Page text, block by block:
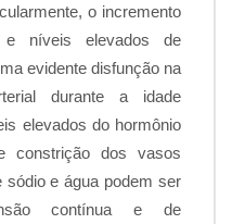
o incremento
e níveis elevados de
evidente disfunção na
durante a idade
elevados do hormônio
constrição dos vasos
sódio e água podem ser
contínua e de